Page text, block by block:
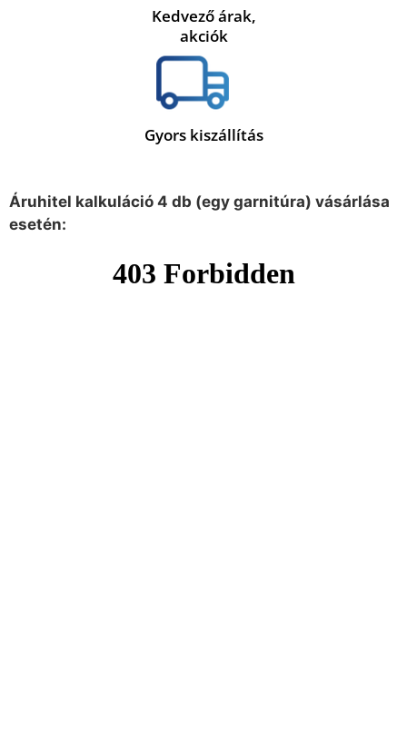
Kedvező árak,
akciók
Gyors kiszállítás
Áruhitel kalkuláció 4 db (egy garnitúra) vásárlása
esetén: